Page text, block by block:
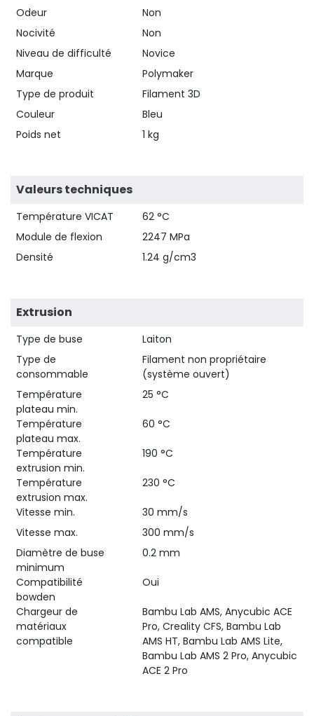
Odeur
Non
Nocivité
Non
Niveau de difficulté
Novice
Marque
Polymaker
Type de produit
Filament 3D
Couleur
Bleu
Poids net
1 kg
Valeurs techniques
Température VICAT
62 °C
Module de flexion
2247 MPa
Densité
1.24 g/cm3
Extrusion
Type de buse
Laiton
Type de
consommable
Filament non propriétaire
(système ouvert)
Température
plateau min.
25 °C
Température
plateau max.
60 °C
Température
extrusion min.
190 °C
Température
extrusion max.
230 °C
Vitesse min.
30 mm/s
Vitesse max.
300 mm/s
Diamètre de buse
minimum
0.2 mm
Compatibilité
bowden
Oui
Chargeur de
matériaux
compatible
Bambu Lab AMS, Anycubic ACE
Pro, Creality CFS, Bambu Lab
AMS HT, Bambu Lab AMS Lite,
Bambu Lab AMS 2 Pro, Anycubic
ACE 2 Pro